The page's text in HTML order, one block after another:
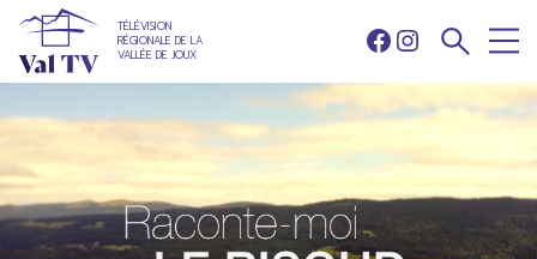
TÉLÉVISION
RÉGIONALE DE LA
VALLÉE DE JOUX
Facebook
Instagram